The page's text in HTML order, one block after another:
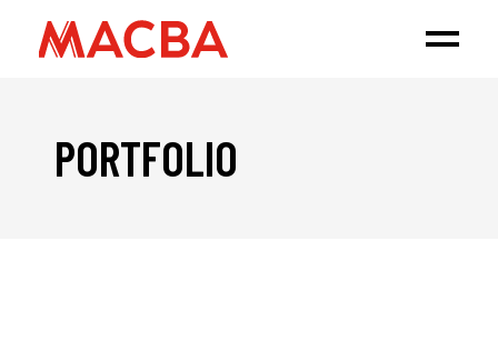
PORTFOLIO